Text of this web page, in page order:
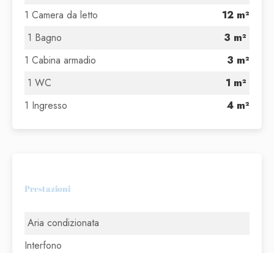
1 Camera da letto
12 m²
1 Bagno
3 m²
1 Cabina armadio
3 m²
1 WC
1 m²
1 Ingresso
4 m²
Prestazioni
Aria condizionata
Interfono